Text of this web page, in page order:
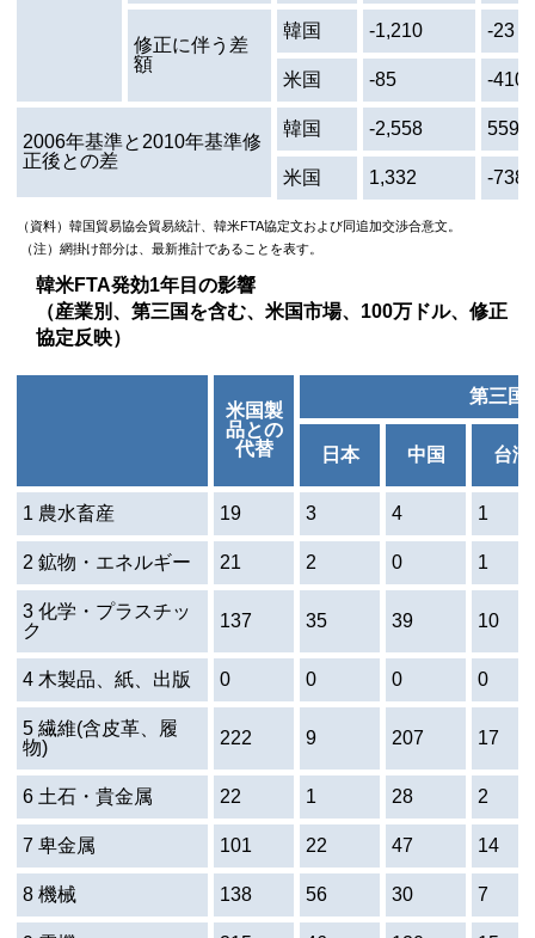
修正に伴う差
額
韓国 -1,210 -23
米国 -85 -410
2006年基準と2010年基準修
正後との差
韓国 -2,558 559
米国 1,332 -738
（資料）韓国貿易協会貿易統計、韓米FTA協定文および同追加交渉合意文。
（注）網掛け部分は、最新推計であることを表す。
韓米FTA発効1年目の影響
（産業別、第三国を含む、米国市場、100万ドル、修正
協定反映）
米国製
品との
代替
第三国
日本 中国 台湾
1 農水畜産 19 3 4 1
2 鉱物・エネルギー 21 2 0 1
3 化学・プラスチッ
ク
137 35 39 10
4 木製品、紙、出版 0 0 0 0
5 繊維(含皮革、履
物)
222 9 207 17
6 土石・貴金属 22 1 28 2
7 卑金属 101 22 47 14
8 機械 138 56 30 7